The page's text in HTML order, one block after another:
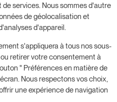
services. Nous sommes d'autre
de géolocalisation et
d'appareil.
s'appliquera à tous nos sous-
retirer votre consentement à
" Préférences en matière de
Nous respectons vos choix,
une expérience de navigation